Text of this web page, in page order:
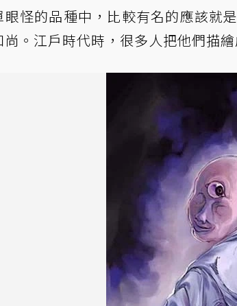
眼怪的品種中，比較有名的應該就
尚。江戶時代時，很多人把他們描繪